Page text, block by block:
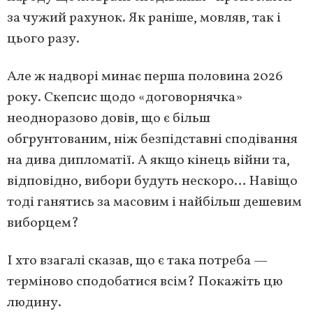
за чужий рахунок. Як раніше, мовляв, так і
цього разу.
Але ж надворі минає перша половина 2026
року. Скепсис щодо «договорнячка»
неодноразово довів, що є більш
обгрунтованим, ніж безпідставні сподівання
на дива дипломатії. А якщо кінець війни та,
відповідно, вибори будуть нескоро… Навіщо
тоді ганятись за масовим і найбільш дешевим
виборцем?
І хто взагалі сказав, що є така потреба —
терміново сподобатися всім? Покажіть цю
людину.